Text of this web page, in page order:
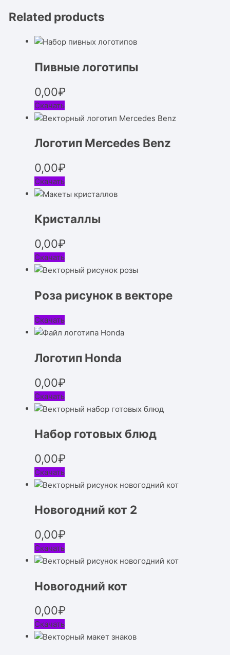
Related products
Пивные логотипы
0,00₽
Скачать
Логотип Mercedes Benz
0,00₽
Скачать
Кристаллы
0,00₽
Скачать
Роза рисунок в векторе
Скачать
Логотип Honda
0,00₽
Скачать
Набор готовых блюд
0,00₽
Скачать
Новогодний кот 2
0,00₽
Скачать
Новогодний кот
0,00₽
Скачать